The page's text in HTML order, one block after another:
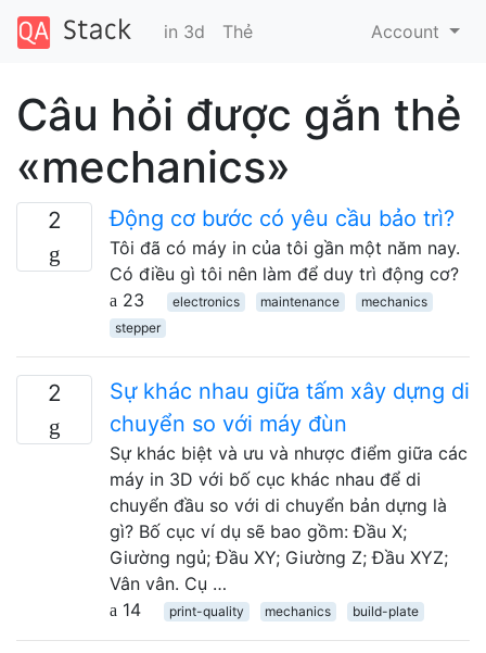
in 3d Thẻ Account
Câu hỏi được gắn thẻ
«mechanics»
2 Động cơ bước có yêu cầu bảo trì?
Tôi đã có máy in của tôi gần một năm nay.
Có điều gì tôi nên làm để duy trì động cơ?
23
electronics maintenance
mechanics
stepper
2
Sự khác nhau giữa tấm xây dựng di
chuyển so với máy đùn
Sự khác biệt và ưu và nhược điểm giữa các
máy in 3D với bố cục khác nhau để di
chuyển đầu so với di chuyển bản dựng là
gì? Bố cục ví dụ sẽ bao gồm: Đầu X;
Giường ngủ; Đầu XY; Giường Z; Đầu XYZ;
Vân vân. Cụ …
14
print-quality mechanics build-plate